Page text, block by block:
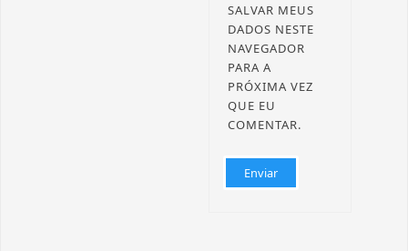
SALVAR MEUS
DADOS NESTE
NAVEGADOR
PARA A
PRÓXIMA VEZ
QUE EU
COMENTAR.